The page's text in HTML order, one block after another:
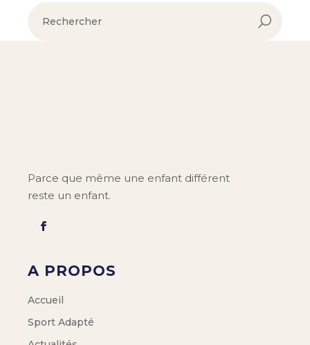
Parce que même une enfant différent
reste un enfant.
A PROPOS
Accueil
Sport Adapté